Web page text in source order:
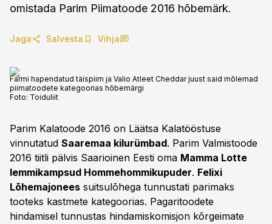
omistada Parim Piimatoode 2016 hõbemärk.
Jaga Salvesta Vihja
Farmi hapendatud täispiim ja Valio Atleet Cheddar juust said mõlemad
piimatoodete kategoorias hõbemärgi
Foto: Toiduliit
Parim Kalatoode 2016 on Läätsa Kalatööstuse
vinnutatud Saaremaa kilurümbad. Parim Valmistoode
2016 tiitli pälvis Saarioinen Eesti oma Mamma Lotte
lemmikampsud Hommehommikupuder. Felixi
Lõhemajonees suitsulõhega tunnustati parimaks
tooteks kastmete kategoorias. Pagaritoodete
hindamisel tunnustas hindamiskomisjon kõrgeimate